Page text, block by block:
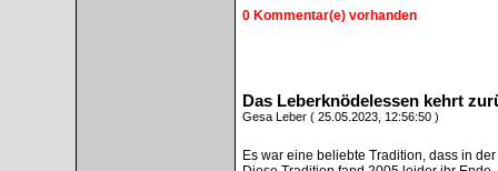
0 Kommentar(e) vorhanden
Das Leberknödelessen kehrt
Gesa Leber ( 25.05.2023, 12:56:50 )
Es war eine beliebte Tradition, dass in